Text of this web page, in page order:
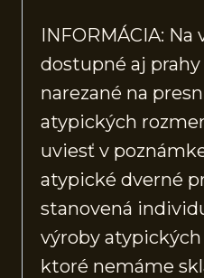
INFORMÁCIA: Na
dostupné aj
narezané na
atypických
uviesť v
atypické dverné
stanovená
výroby atypických
ktoré nemáme